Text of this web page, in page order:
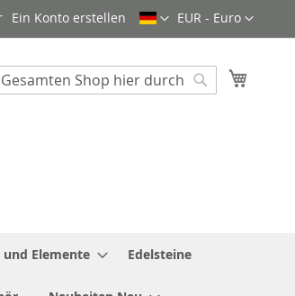
Währung
EUR - Euro
Sprache
Ein Konto erstellen
Elemente Edelsteine